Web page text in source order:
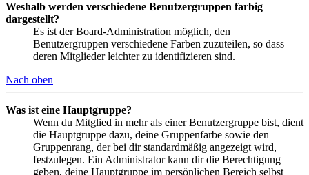
Weshalb werden verschiedene Benutzergruppen farbig
dargestellt?
Es ist der Board-Administration möglich, den
Benutzergruppen verschiedene Farben zuzuteilen, so dass
deren Mitglieder leichter zu identifizieren sind.
Nach oben
Was ist eine Hauptgruppe?
Wenn du Mitglied in mehr als einer Benutzergruppe bist, dient
die Hauptgruppe dazu, deine Gruppenfarbe sowie den
Gruppenrang, der bei dir standardmäßig angezeigt wird,
festzulegen. Ein Administrator kann dir die Berechtigung
geben, deine Hauptgruppe im persönlichen Bereich selbst